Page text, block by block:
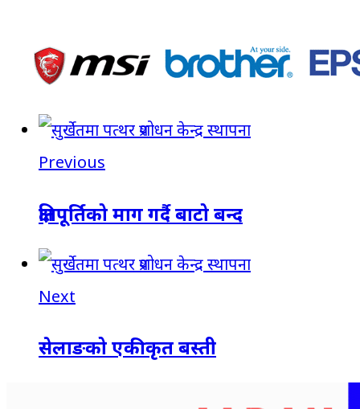
Previous
क्षतिपूर्तिको माग गर्दै बाटो बन्द
Next
सेलाङको एकीकृत बस्ती